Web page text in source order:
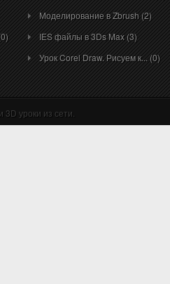
Моделирование в Zbrush (2)
IES файлы в 3Ds Max (3)
Урок Corel Draw. Рисуем к... (0)
уроки из сети.